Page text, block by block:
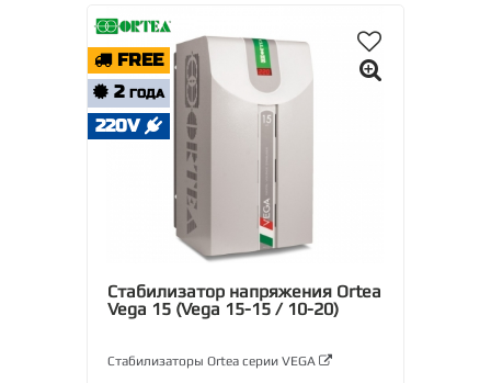
FREE
2 ГОДА
220V
Стабилизатор напряжения Ortea
Vega 15 (Vega 15-15 / 10-20)
Стабилизаторы Ortea серии VEGA